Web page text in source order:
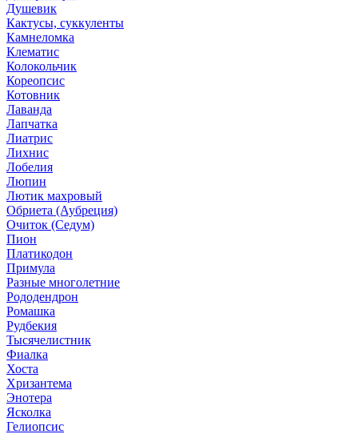
Душевик
Кактусы, суккуленты
Камнеломка
Клематис
Колокольчик
Кореопсис
Котовник
Лаванда
Лапчатка
Лиатрис
Лихнис
Лобелия
Люпин
Лютик махровый
Обриета (Аубреция)
Очиток (Седум)
Пион
Платикодон
Примула
Разные многолетние
Рододендрон
Ромашка
Рудбекия
Тысячелистник
Фиалка
Хоста
Хризантема
Энотера
Ясколка
Гелиопсис